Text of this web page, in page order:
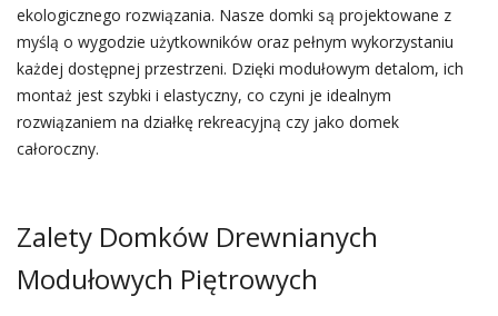
ekologicznego rozwiązania. Nasze domki są projektowane z
myślą o wygodzie użytkowników oraz pełnym wykorzystaniu
każdej dostępnej przestrzeni. Dzięki modułowym detalom, ich
montaż jest szybki i elastyczny, co czyni je idealnym
rozwiązaniem na działkę rekreacyjną czy jako domek
całoroczny.
Zalety Domków Drewnianych
Modułowych Piętrowych